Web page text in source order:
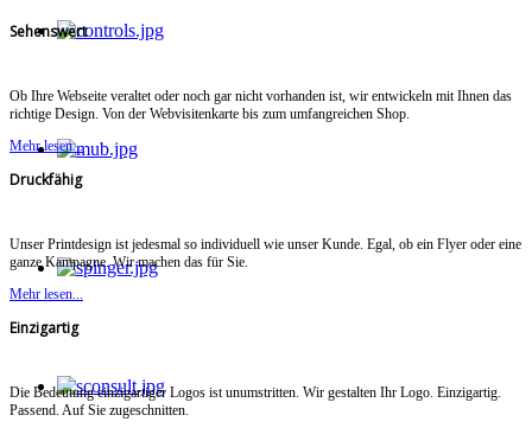
Sehenswert
Ob Ihre Webseite veraltet oder noch gar nicht vorhanden ist, wir entwickeln mit Ihnen das
richtige Design. Von der Webvisitenkarte bis zum umfangreichen Shop.
Mehr lesen...
Druckfähig
Unser Printdesign ist jedesmal so individuell wie unser Kunde. Egal, ob ein Flyer oder eine
ganze Kampagne. Wir machen das für Sie.
Mehr lesen...
Einzigartig
Die Bedeutung einzigartiger Logos ist unumstritten. Wir gestalten Ihr Logo. Einzigartig.
Passend. Auf Sie zugeschnitten.